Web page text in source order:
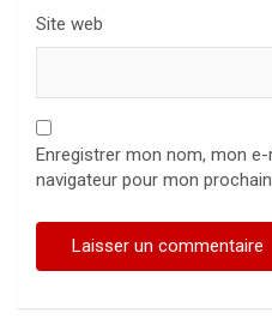
Site web
Enregistrer mon nom, mon
navigateur pour mon